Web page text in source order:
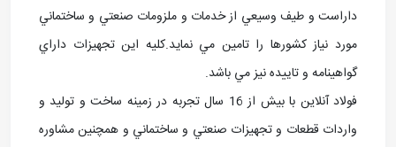
داراست و طيف وسيعي از خدمات و ملزومات صنعتي و ساختماني
مورد نياز کشورها را تامين مي نمايد.کليه اين تجهيزات داراي
گواهينامه و تاييده نيز مي باشد.
فولاد آنلاین با بيش از 16 سال تجربه در زمينه ساخت و توليد و
واردات قطعات و تجهيزات صنعتي و ساختماني و همچنين مشاوره